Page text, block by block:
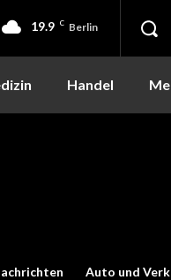
19.9 C Berlin
Handel
Auto und